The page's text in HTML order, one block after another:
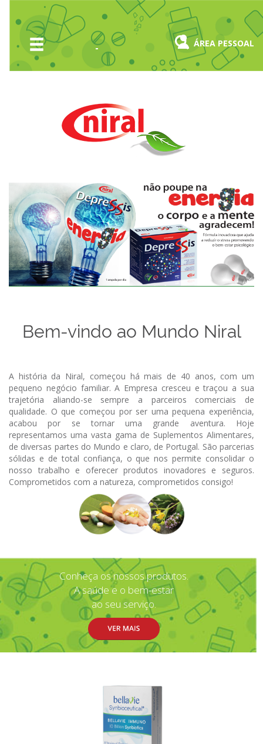
Produtos
Novidades
Pontos
de
ÁREA PESSOAL
Bem-vindo ao Mundo Niral
A história da Niral, começou há mais de 40 anos, com um
pequeno negócio familiar. A Empresa cresceu e traçou a sua
trajetória aliando-se sempre a parceiros comerciais de
qualidade. O que começou por ser uma pequena experiência,
acabou por se tornar uma grande aventura. Hoje
representamos uma vasta gama de Suplementos Alimentares,
de diversas partes do Mundo e claro, de Portugal. São parcerias
sólidas e de total confiança, o que nos permite consolidar o
nosso trabalho e oferecer produtos inovadores e seguros.
Comprometidos com a natureza, comprometidos consigo!
Conheça os nossos produtos.
A saúde e o bem-estar
ao seu serviço.